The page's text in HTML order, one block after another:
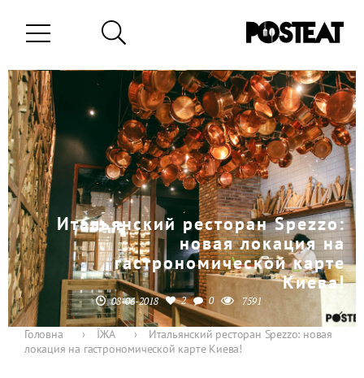
Итальянский ресторан Spezzo:
новая локация на
гастрономической карте
Киева!
08-06-2018 2 0 7591
Головна › ЇЖА ›
Итальянский ресторан Spezzo: новая
локация на гастрономической карте Киева!